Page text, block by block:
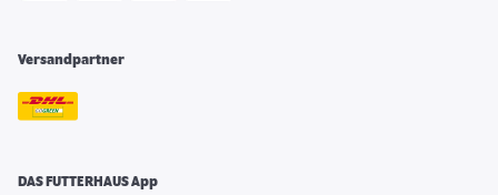
Versandpartner
DAS FUTTERHAUS App